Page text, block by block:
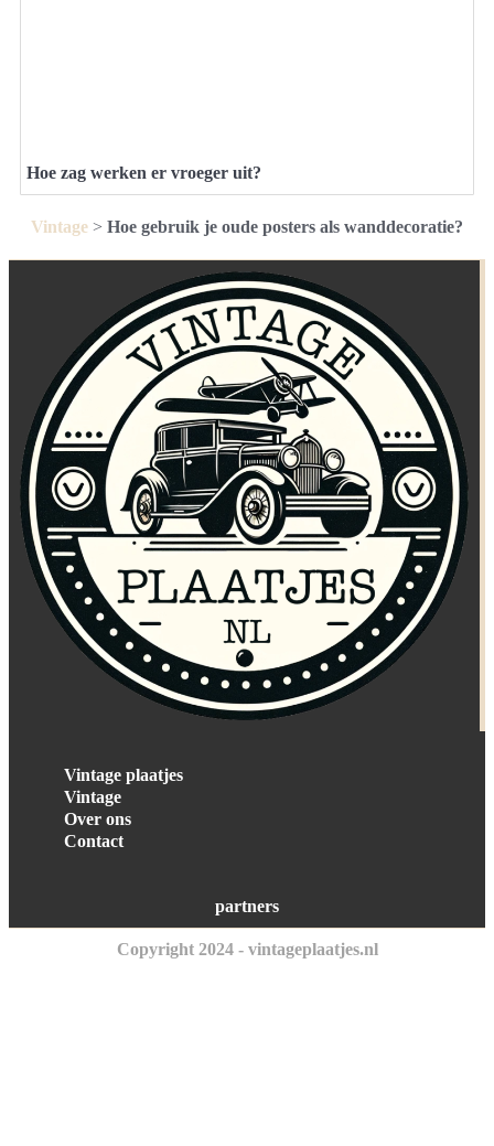
Hoe zag werken er vroeger uit?
Vintage > Hoe gebruik je oude posters als wanddecoratie?
Vintage plaatjes
Vintage
Over ons
Contact
partners
Copyright 2024 - vintageplaatjes.nl